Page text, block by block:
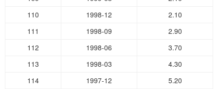
110
1998-12
2.10
111
1998-09
2.90
112
1998-06
3.70
113
1998-03
4.30
114
1997-12
5.20